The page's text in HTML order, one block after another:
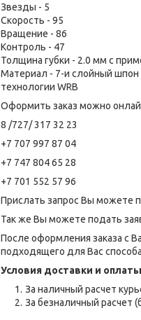
Звезды - 5
Скорость - 95
Вращение - 86
Контроль - 47
Толщина губки - 2.0 мм с
Материал - 7-и слойный шпон
технологии WRB
Оформить заказ можно
8 /727/ 317 32 23
+7 707 997 87 04
+7 747 804 65 28
+7 701 552 57 96
Прислать запрос Вы можете
Так же Вы можете подать
После оформления заказа с
подходящего для Вас
Условия доставки и
За наличный расчет
За безналичный расчет